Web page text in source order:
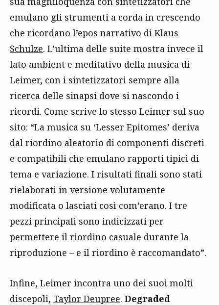
emulano gli strumenti a corda in crescendo
che ricordano l’epos narrativo di Klaus
Schulze. L’ultima delle suite mostra invece il
lato ambient e meditativo della musica di
Leimer, con i sintetizzatori sempre alla
ricerca delle sinapsi dove si nascondo i
ricordi. Come scrive lo stesso Leimer sul suo
sito: “La musica su ‘Lesser Epitomes’ deriva
dal riordino aleatorio di componenti discreti
e compatibili che emulano rapporti tipici di
tema e variazione. I risultati finali sono stati
rielaborati in versione volutamente
modificata o lasciati così com’erano. I tre
pezzi principali sono indicizzati per
permettere il riordino casuale durante la
riproduzione – e il riordino è raccomandato”.
Infine, Leimer incontra uno dei suoi molti
discepoli, Taylor Deupree. Degraded